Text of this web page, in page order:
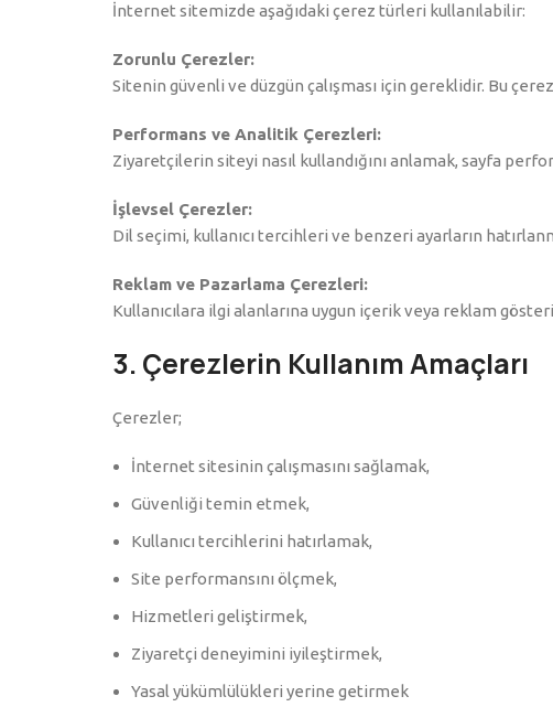
İnternet sitemizde aşağıdaki çerez türleri kullanılabilir:
Zorunlu Çerezler:
Sitenin güvenli ve düzgün çalışması için gereklidir. Bu
Performans ve Analitik Çerezleri:
Ziyaretçilerin siteyi nasıl kullandığını anlamak, sayfa
İşlevsel Çerezler:
Dil seçimi, kullanıcı tercihleri ve benzeri ayarların
Reklam ve Pazarlama Çerezleri:
Kullanıcılara ilgi alanlarına uygun içerik veya reklam
3. Çerezlerin Kullanım Amaçları
Çerezler;
İnternet sitesinin çalışmasını sağlamak,
Güvenliği temin etmek,
Kullanıcı tercihlerini hatırlamak,
Site performansını ölçmek,
Hizmetleri geliştirmek,
Ziyaretçi deneyimini iyileştirmek,
Yasal yükümlülükleri yerine getirmek